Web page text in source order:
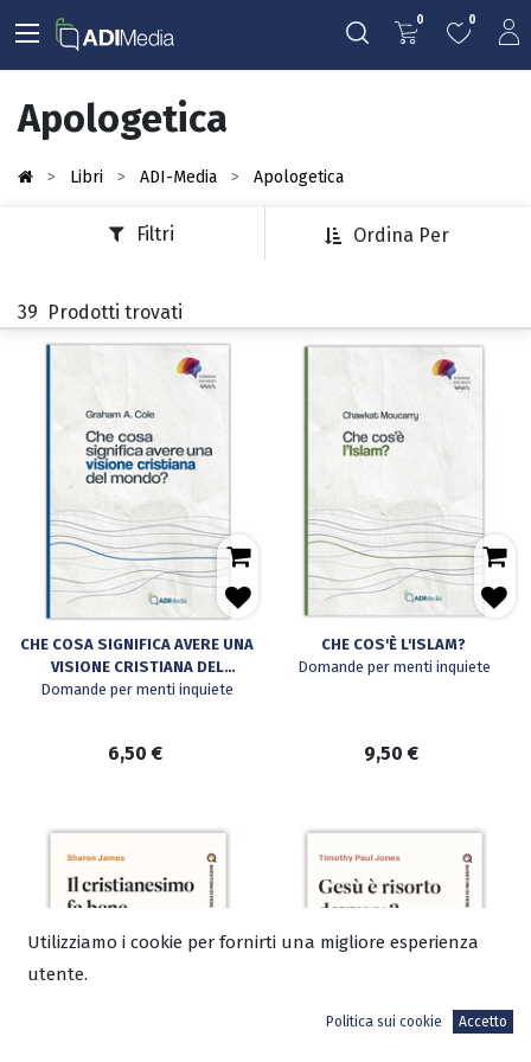
0 0
Apologetica
Libri ADI-Media Apologetica
Filtri Ordina Per
39 Prodotti trovati
CHE COSA SIGNIFICA AVERE UNA
VISIONE CRISTIANA DEL
MONDO?
Domande per menti inquiete
6,50 €
CHE COS'È L'ISLAM?
Domande per menti inquiete
9,50 €
Utilizziamo i cookie per fornirti una migliore esperienza
utente.
Politica sui cookie Accetto